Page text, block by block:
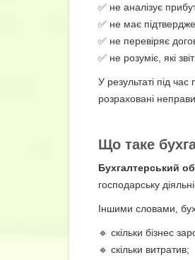
✅ не аналізує
✅ не має
✅ не перевіряє
✅ не розуміє, які
У результаті під
розраховані
Що таке
Бухгалтерський
господарську
Іншими словами,
🔹 скільки бізнес
🔹 скільки витратив;